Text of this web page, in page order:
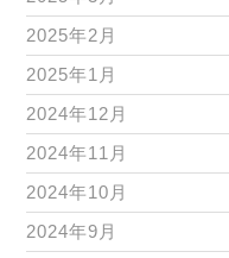
2025年2月
2025年1月
2024年12月
2024年11月
2024年10月
2024年9月